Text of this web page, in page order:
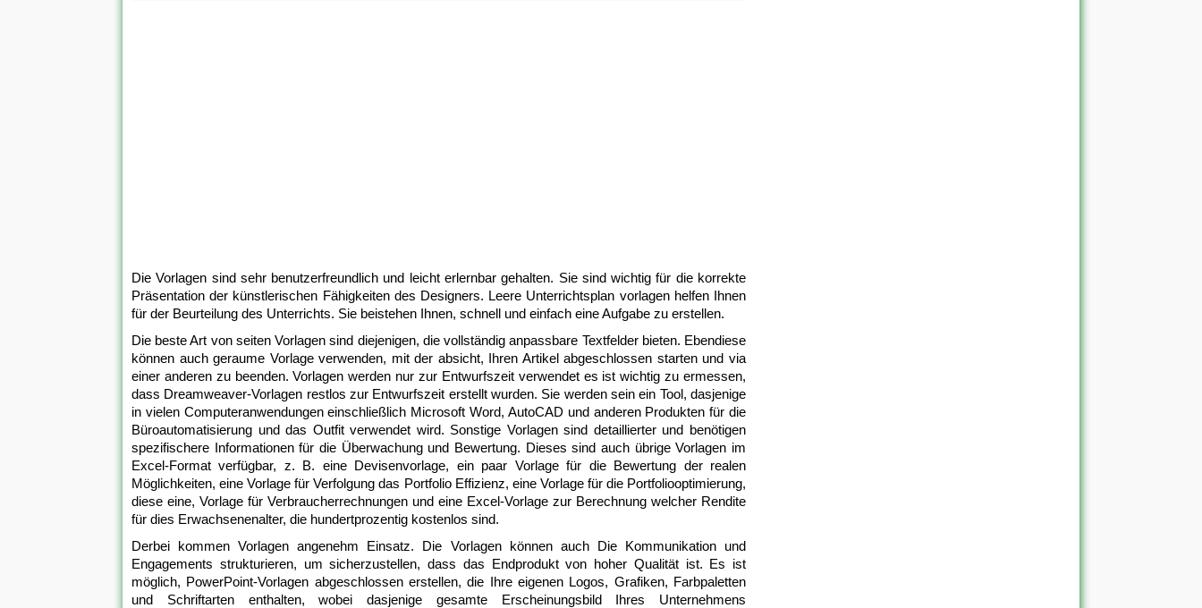
Die Vorlagen sind sehr benutzerfreundlich und leicht erlernbar gehalten. Sie sind wichtig für die korrekte
Präsentation der künstlerischen Fähigkeiten des Designers. Leere Unterrichtsplan vorlagen helfen Ihnen
für der Beurteilung des Unterrichts. Sie beistehen Ihnen, schnell und einfach eine Aufgabe zu erstellen.
Die beste Art von seiten Vorlagen sind diejenigen, die vollständig anpassbare Textfelder bieten. Ebendiese
können auch geraume Vorlage verwenden, mit der absicht, Ihren Artikel abgeschlossen starten und via
einer anderen zu beenden. Vorlagen werden nur zur Entwurfszeit verwendet es ist wichtig zu ermessen,
dass Dreamweaver-Vorlagen restlos zur Entwurfszeit erstellt wurden. Sie werden sein ein Tool, dasjenige
in vielen Computeranwendungen einschließlich Microsoft Word, AutoCAD und anderen Produkten für die
Büroautomatisierung und das Outfit verwendet wird. Sonstige Vorlagen sind detaillierter und benötigen
spezifischere Informationen für die Überwachung und Bewertung. Dieses sind auch übrige Vorlagen im
Excel-Format verfügbar, z. B. eine Devisenvorlage, ein paar Vorlage für die Bewertung der realen
Möglichkeiten, eine Vorlage für Verfolgung das Portfolio Effizienz, eine Vorlage für die Portfoliooptimierung,
diese eine, Vorlage für Verbraucherrechnungen und eine Excel-Vorlage zur Berechnung welcher Rendite
für dies Erwachsenenalter, die hundertprozentig kostenlos sind.
Derbei kommen Vorlagen angenehm Einsatz. Die Vorlagen können auch Die Kommunikation und
Engagements strukturieren, um sicherzustellen, dass das Endprodukt von hoher Qualität ist. Es ist
möglich, PowerPoint-Vorlagen abgeschlossen erstellen, die Ihre eigenen Logos, Grafiken, Farbpaletten
und Schriftarten enthalten, wobei dasjenige gesamte Erscheinungsbild Ihres Unternehmens